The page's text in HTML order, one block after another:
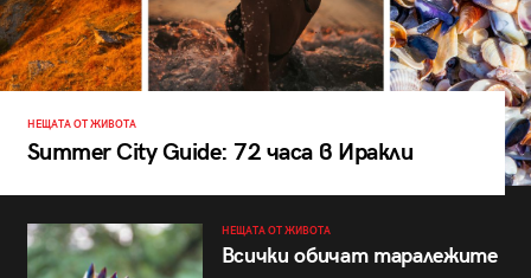
НЕЩАТА ОТ ЖИВОТА
Summer City Guide: 72 часа в Иракли
НЕЩАТА ОТ ЖИВОТА
Всички обичат таралежите